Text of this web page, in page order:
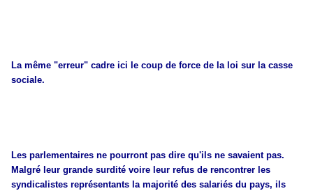
La même "erreur" cadre ici le coup de force de la loi sur la casse
sociale.
Les parlementaires ne pourront pas dire qu'ils ne savaient pas.
Malgré leur grande surdité voire leur refus de rencontrer les
syndicalistes représentants la majorité des salariés du pays, ils